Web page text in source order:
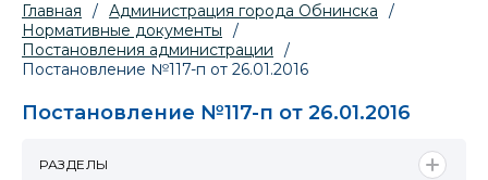
Главная / Администрация города Обнинска
/
Нормативные документы
/
Постановления администрации
/
Постановление №117-п от 26.01.2016
Постановление №117-п от 26.01.2016
РАЗДЕЛЫ